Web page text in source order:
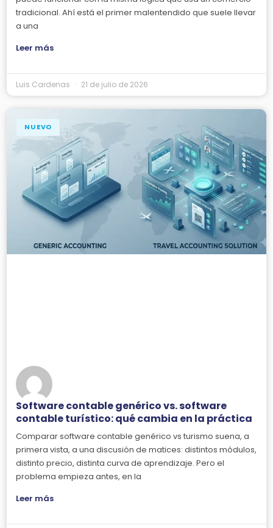
tradicional. Ahí está el primer malentendido que suele llevar
a una
Leer más
Luis Cardenas 21 de julio de 2026
NUEVO
Software contable genérico vs. software
contable turístico: qué cambia en la práctica
Comparar software contable genérico vs turismo suena, a
primera vista, a una discusión de matices: distintos módulos,
distinto precio, distinta curva de aprendizaje. Pero el
problema empieza antes, en la
Leer más